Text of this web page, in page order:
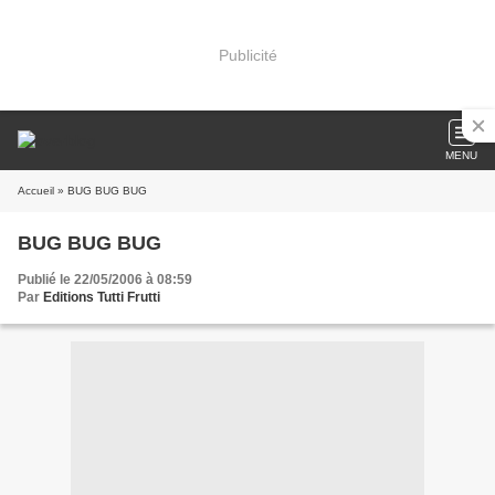
Publicité
MENU
Accueil » BUG BUG BUG
BUG BUG BUG
Publié le 22/05/2006 à 08:59
Par Editions Tutti Frutti